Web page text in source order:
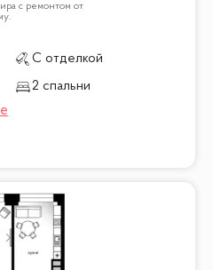
с ремонтом от
С отделкой
2 спальни